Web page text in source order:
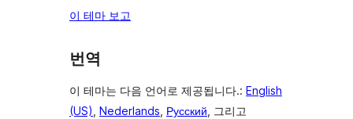
이 테마 보고
번역
이 테마는 다음 언어로 제공됩니다.: English
(US), Nederlands, Русский, 그리고